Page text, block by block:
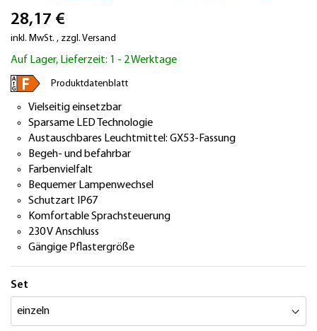
Anfang
der
springen
28,17 €
inkl. MwSt. , zzgl. Versand
Auf Lager, Lieferzeit: 1 - 2 Werktage
Produktdatenblatt
Vielseitig einsetzbar
Sparsame LED Technologie
Austauschbares Leuchtmittel: GX53-Fassung
Begeh- und befahrbar
Farbenvielfalt
Bequemer Lampenwechsel
Schutzart IP67
Komfortable Sprachsteuerung
230 V Anschluss
Gängige Pflastergröße
Set